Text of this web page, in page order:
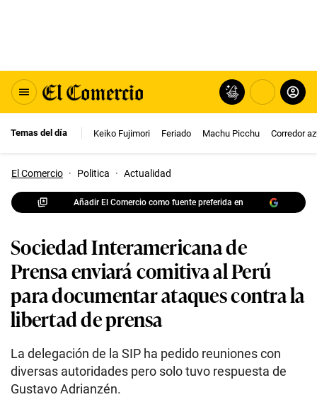
Temas del día Keiko Fujimori Feriado Machu Picchu Corredor
El Comercio · Politica · Actualidad
Añadir El Comercio como fuente preferida en
Sociedad Interamericana de
Prensa enviará comitiva al Perú
para documentar ataques contra la
libertad de prensa
La delegación de la SIP ha pedido reuniones con
diversas autoridades pero solo tuvo respuesta de
Gustavo Adrianzén.